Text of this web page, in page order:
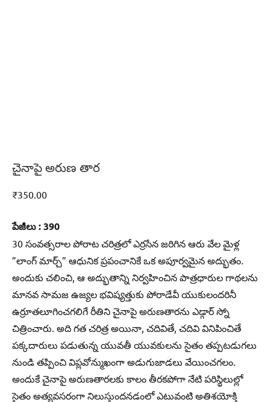
చైనాపై అరుణ తార
₹350.00
పేజీలు : 390
30 సంవత్సరాల పోరాట చరిత్రలో ఎర్రసేన జరిగిన ఆరు వేల మైళ్ల
”లాంగ్‌ మార్చ్‌” ఆధునిక ప్రపంచానికే ఒక అపూర్వమైన అద్భుతం.
అందుకు చలించి, ఆ అద్భుతాన్ని నిర్వహించిన పాత్రధారుల గాథలను
మానవ సామజ ఉజ్యల భవిష్యత్తుకు పోరాడేవీ యుకులందరినీ
ఉర్రూతలూగించగలిగే రీతిని చైనాపై అరుణతారను ఎడ్గార్‌ స్నో
చిత్రించారు. అది గత చరిత్ర అయినా, చదివితే, చదివి వినిపించితే
పక్కదారులు పడుతున్న యువతీ యువకులను సైతం తప్పటడుగలు
నుండి తప్పించి విప్లవోన్ముఖంగా అడుగుజాడలు వేయించగలం.
అందుకే చైనాపై అరుణతారలకు కాలం తీరకపోగా నేటి పరిస్థిలుల్లో
సైతం అత్యవసరంగా నిలుస్తుందనడంలో ఎటువంటి అతిశయోక్తి